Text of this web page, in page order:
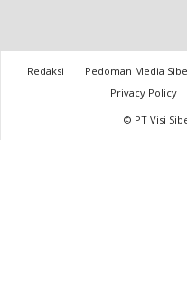
Redaksi Pedoman Media
Privacy Policy
© PT Visi